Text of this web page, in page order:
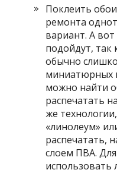
Поклеить
ремонта
вариант. А
подойдут, так
обычно
миниатюрных
можно найти
распечатать
же
«линолеум»
распечатать,
слоем ПВА.
использовать